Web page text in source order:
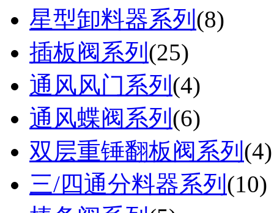
星型卸料器系列 (8)
插板阀系列 (25)
通风风门系列 (4)
通风蝶阀系列 (6)
双层重锤翻板阀系列 (4)
三/四通分料器系列 (10)